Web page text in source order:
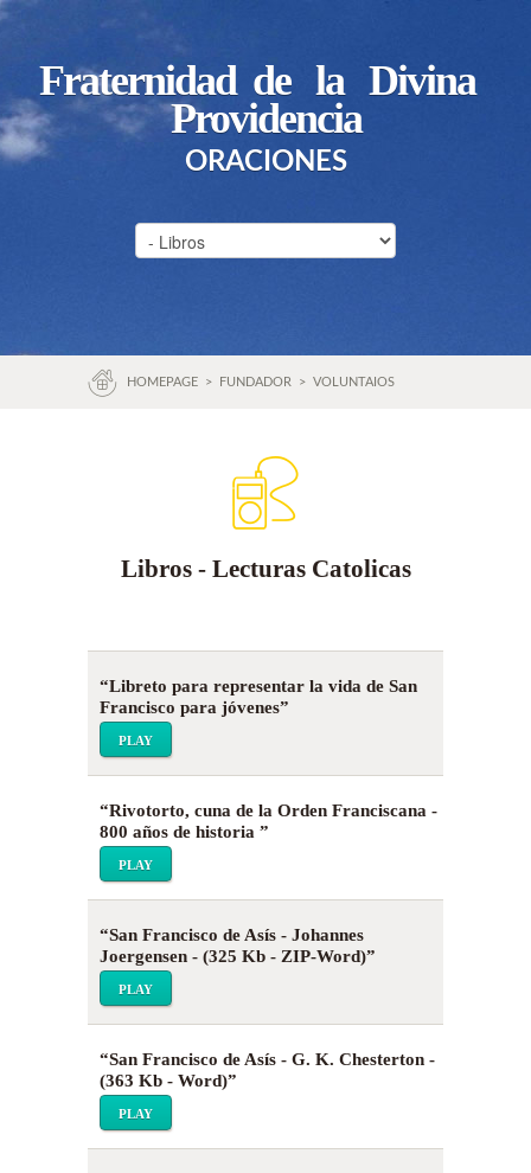
Fraternidad de la Divina
Providencia
ORACIONES
HOMEPAGE > FUNDADOR > VOLUNTAIOS
Libros - Lecturas Catolicas
“Libreto para representar la vida de San
Francisco para jóvenes”
PLAY
“Rivotorto, cuna de la Orden Franciscana -
800 años de historia ”
PLAY
“San Francisco de Asís - Johannes
Joergensen - (325 Kb - ZIP-Word)”
PLAY
“San Francisco de Asís - G. K. Chesterton -
(363 Kb - Word)”
PLAY